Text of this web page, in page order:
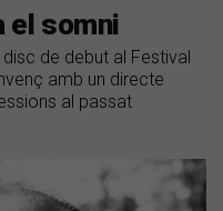
el somni
de debut al Festival
amb un directe
al passat